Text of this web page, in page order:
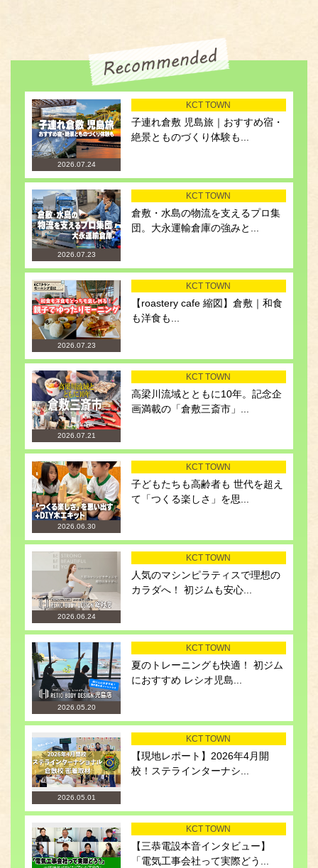
2026.07.24
KCT TOWN
子連れ倉敷 児島旅｜おすすめ宿・
絶景とものづくり体験も...
2026.07.23
KCT TOWN
倉敷・水島の物流を支えるプロ集
団。大永運輸倉庫の強みと...
2026.07.23
KCT TOWN
【roastery cafe 縮図】倉敷｜和食
も洋食も...
2026.07.21
KCT TOWN
高梁川流域とともに10年。記念企
画満載の「倉敷三斎市」...
2026.06.30
KCT TOWN
子どもたちも高齢者も 世代を超え
て「つくる楽しさ」を思...
2026.06.24
KCT TOWN
人気のマシンピラティスで理想の
カラダへ！ 初ジムも安心...
2026.05.20
KCT TOWN
夏のトレーニングも快適！ 初ジム
におすすめ レシオ児島...
2026.05.01
KCT TOWN
【現地レポート】2026年4月開
校！ステラインターナシ...
KCT TOWN
【三恭電設本音インタビュー】
「電気工事会社って実際どう...